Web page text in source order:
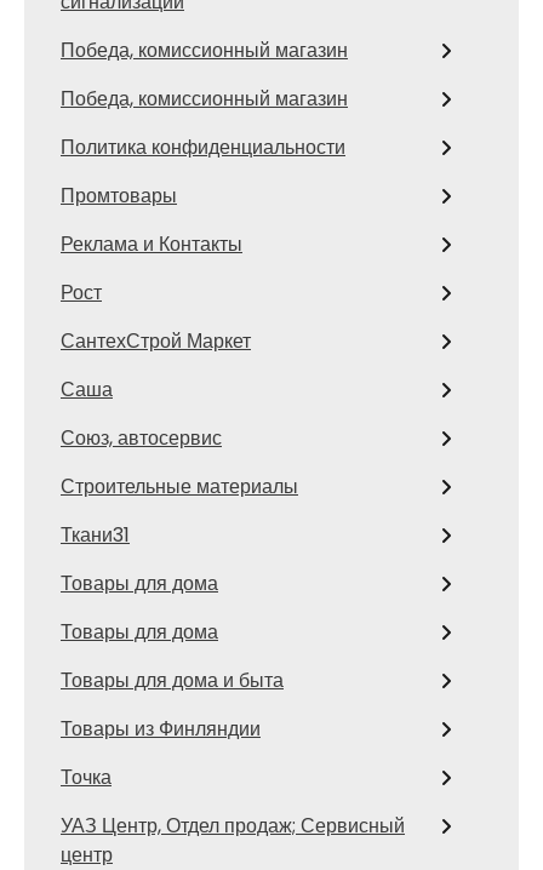
Победа, комиссионный магазин
Победа, комиссионный магазин
Политика конфиденциальности
Промтовары
Реклама и Контакты
Рост
СантехСтрой Маркет
Саша
Союз, автосервис
Строительные материалы
Ткани31
Товары для дома
Товары для дома
Товары для дома и быта
Товары из Финляндии
Точка
УАЗ Центр, Отдел продаж; Сервисный
центр